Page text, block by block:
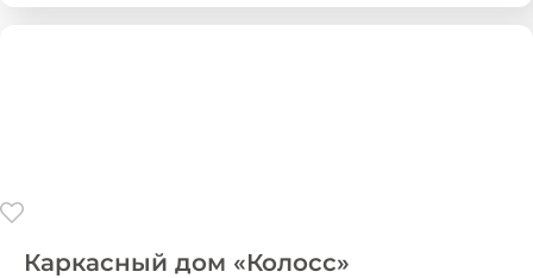
Каркасный дом «Колосс»